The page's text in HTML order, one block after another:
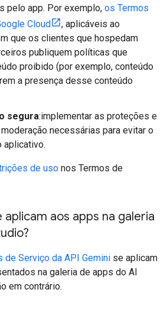
pelo app. Por exemplo, os Termos
Cloud
, aplicáveis ao
que os clientes que hospedam
publiquem políticas que
proibido (por exemplo, conteúdo
a presença desse conteúdo
segura:implementar as proteções e
necessárias para evitar o
aplicativo.
de uso nos Termos de
aos apps na galeria
de Serviço da API Gemini se aplicam
na galeria de apps do AI
em contrário.